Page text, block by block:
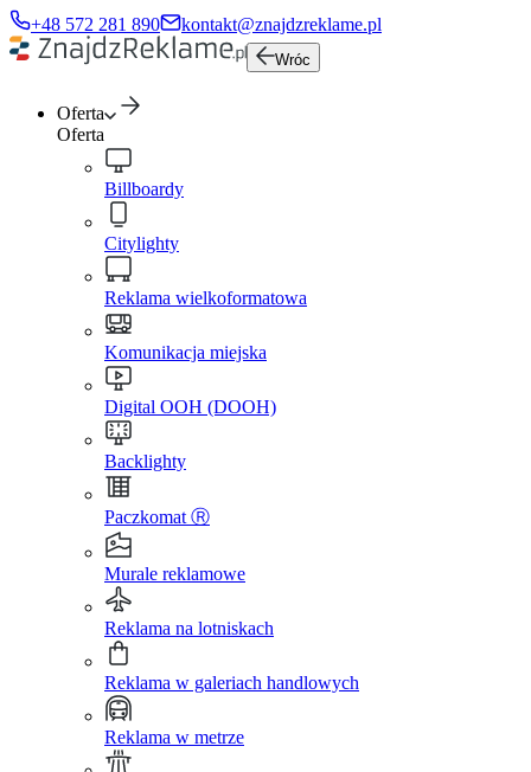
+48 572 281 890 kontakt@znajdzreklame.pl
Wróc
Oferta
Oferta
Billboardy
Citylighty
Reklama wielkoformatowa
Komunikacja miejska
Digital OOH (DOOH)
Backlighty
Paczkomat Ⓡ
Murale reklamowe
Reklama na lotniskach
Reklama w galeriach handlowych
Reklama w metrze